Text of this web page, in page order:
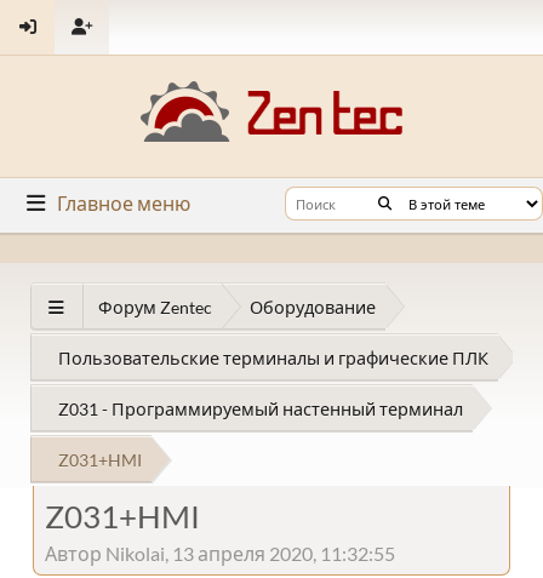
Главное меню
Форум Zentec Оборудование
Пользовательские терминалы и графические ПЛК
Z031 - Программируемый настенный терминал
Z031+HMI
Z031+HMI
Автор Nikolai, 13 апреля 2020, 11:32:55